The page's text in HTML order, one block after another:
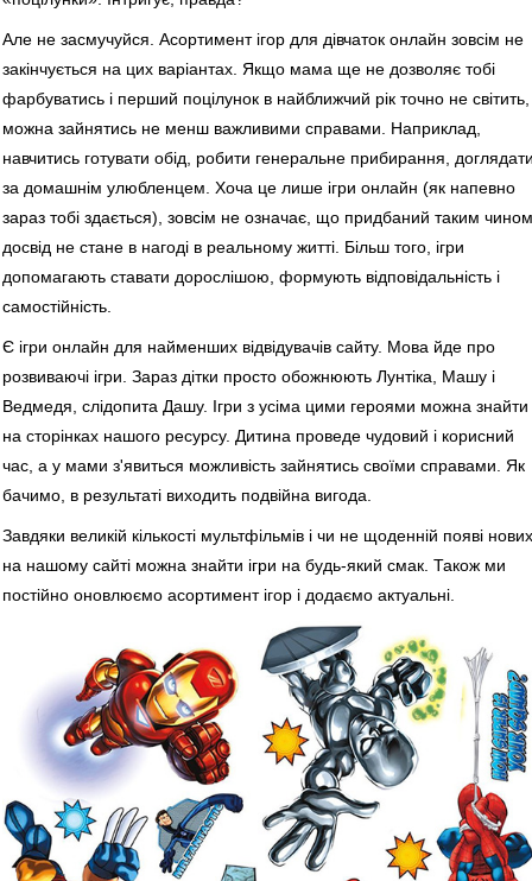
Але не засмучуйся. Асортимент ігор для дівчаток онлайн зовсім не
закінчується на цих варіантах. Якщо мама ще не дозволяє тобі
фарбуватись і перший поцілунок в найближчий рік точно не світить,
можна зайнятись не менш важливими справами. Наприклад,
навчитись готувати обід, робити генеральне прибирання,
за домашнім улюбленцем. Хоча це лише ігри онлайн (як напевно
зараз тобі здається), зовсім не означає, що придбаний таким чином
досвід не стане в нагоді в реальному житті. Більш того, ігри
допомагають ставати дорослішою, формують відповідальність і
самостійність.
Є ігри онлайн для найменших відвідувачів сайту. Мова йде про
розвиваючі ігри. Зараз дітки просто обожнюють Лунтіка, Машу і
Ведмедя, слідопита Дашу. Ігри з усіма цими героями можна знайти
на сторінках нашого ресурсу. Дитина проведе чудовий і корисний
час, а у мами з'явиться можливість зайнятись своїми справами. Як
бачимо, в результаті виходить подвійна вигода.
Завдяки великій кількості мультфільмів і чи не щоденній появі нових
на нашому сайті можна знайти ігри на будь-який смак. Також ми
постійно оновлюємо асортимент ігор і додаємо актуальні.